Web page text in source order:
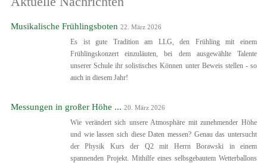
Musikalische Frühlingsboten 22. März 2026
Es ist gute Tradition am LLG, den Frühling mit einem
Frühlingskonzert einzuläuten, bei dem ausgewählte Talente
unserer Schule ihr solistisches Können unter Beweis stellen - so
auch in diesem Jahr!
Messungen in großer Höhe ... 20. März 2026
Wie verändert sich unsere Atmosphäre mit zunehmender Höhe
und wie lassen sich diese Daten messen? Genau das untersucht
der Physik Kurs der Q2 mit Herrn Borawski in einem
spannenden Projekt. Mithilfe eines selbsgebautem Wetterballons